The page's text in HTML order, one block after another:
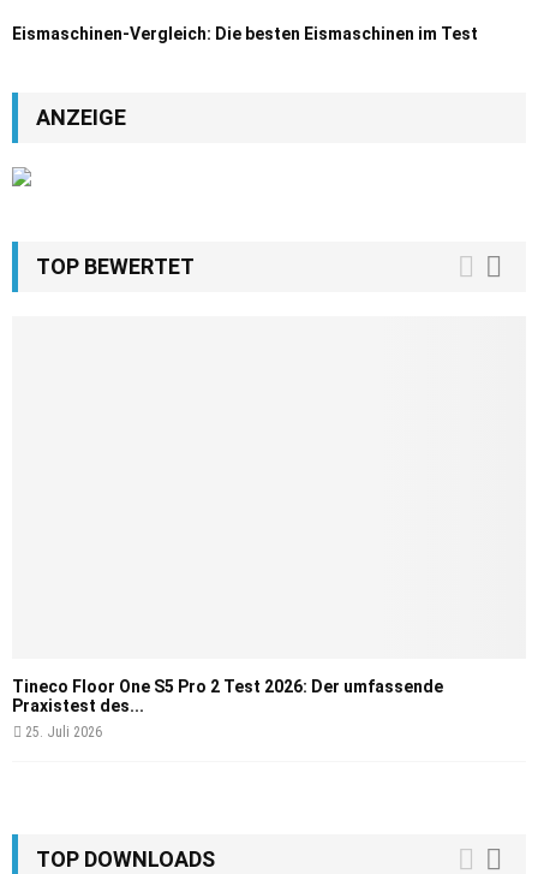
Eismaschinen-Vergleich: Die besten Eismaschinen im Test
ANZEIGE
TOP BEWERTET
Tineco Floor One S5 Pro 2 Test 2026: Der umfassende
Praxistest des...
25. Juli 2026
TOP DOWNLOADS